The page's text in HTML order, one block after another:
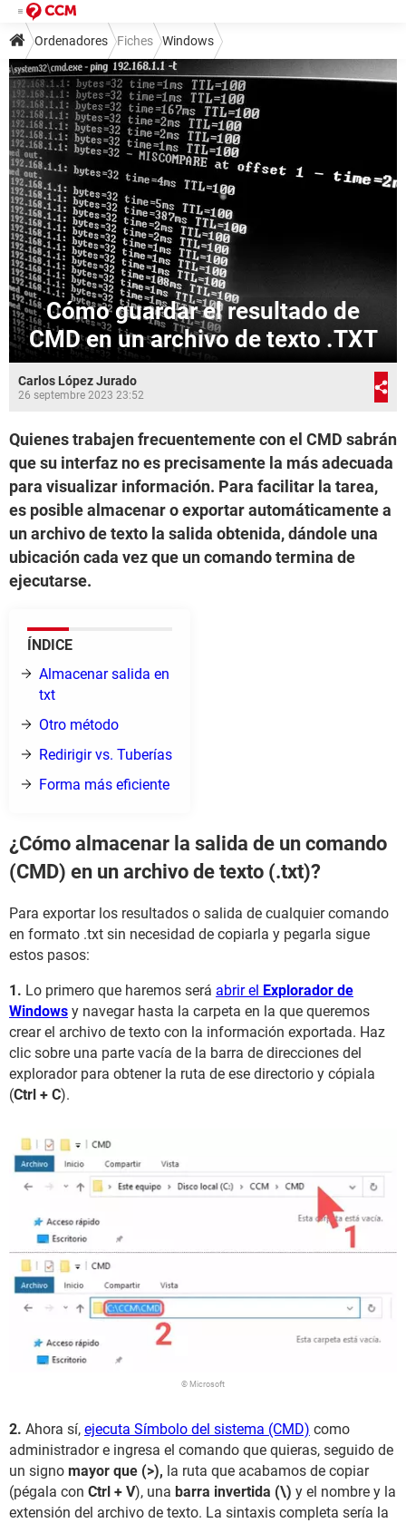
Ordenadores Fiches Windows
Cómo guardar el resultado de
CMD en un archivo de texto .TXT
Carlos López Jurado
26 septembre 2023 23:52
Quienes trabajen frecuentemente con el CMD sabrán
que su interfaz no es precisamente la más adecuada
para visualizar información. Para facilitar la tarea,
es posible almacenar o exportar automáticamente a
un archivo de texto la salida obtenida, dándole una
ubicación cada vez que un comando termina de
ejecutarse.
ÍNDICE
Almacenar salida en
txt
Otro método
Redirigir vs. Tuberías
Forma más eficiente
¿Cómo almacenar la salida de un comando
(CMD) en un archivo de texto (.txt)?
Para exportar los resultados o salida de cualquier comando
en formato .txt sin necesidad de copiarla y pegarla sigue
estos pasos:
1. Lo primero que haremos será abrir el Explorador de
Windows y navegar hasta la carpeta en la que queremos
crear el archivo de texto con la información exportada. Haz
clic sobre una parte vacía de la barra de direcciones del
explorador para obtener la ruta de ese directorio y cópiala
(Ctrl + C).
© Microsoft
2. Ahora sí, ejecuta Símbolo del sistema (CMD) como
administrador e ingresa el comando que quieras, seguido de
un signo mayor que (>), la ruta que acabamos de copiar
(pégala con Ctrl + V), una barra invertida (\) y el nombre y la
extensión del archivo de texto. La sintaxis completa sería la